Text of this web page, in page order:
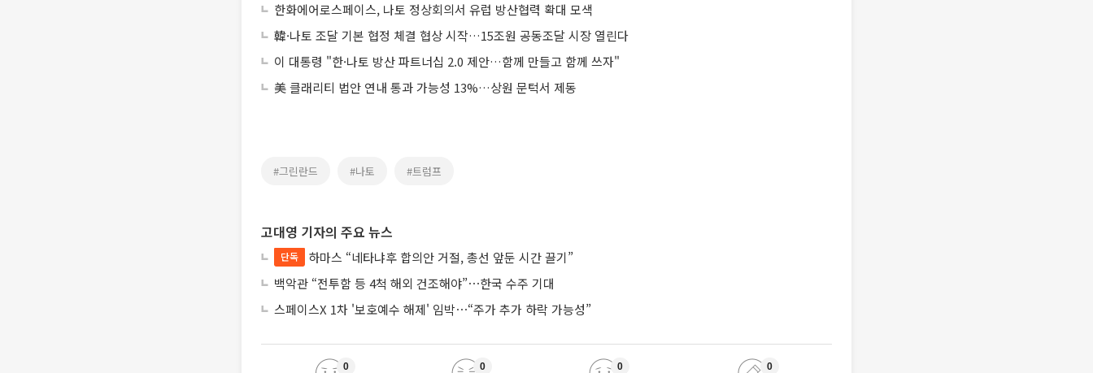
한화에어로스페이스, 나토 정상회의서 유럽 방산협력 확대 모색
韓·나토 조달 기본 협정 체결 협상 시작…15조원 공동조달 시장 열린다
이 대통령 "한·나토 방산 파트너십 2.0 제안…함께 만들고 함께 쓰자"
美 클래리티 법안 연내 통과 가능성 13%…상원 문턱서 제동
#그린란드 #나토 #트럼프
고대영 기자의 주요 뉴스
단독
하마스 “네타냐후 합의안 거절, 총선 앞둔 시간 끌기”
백악관 “전투함 등 4척 해외 건조해야”⋯한국 수주 기대
스페이스X 1차 '보호예수 해제' 임박⋯“주가 추가 하락 가능성”
0 0 0 0